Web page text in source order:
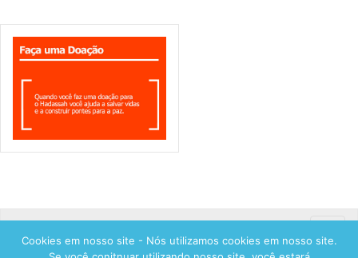
Cookies em nosso site - Nós utilizamos cookies em nosso site.